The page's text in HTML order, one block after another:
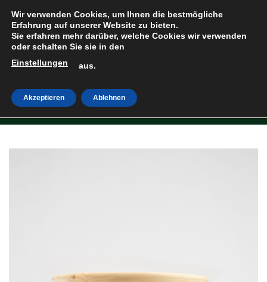
Inhalt
springen
HOME
Wir verwenden Cookies, um Ihnen die bestmögliche
Erfahrung auf unserer Website zu bieten.
Sie erfahren mehr darüber, welche Cookies wir verwenden
oder schalten Sie sie in den
Einstellungen
aus.
Akzeptieren Ablehnen